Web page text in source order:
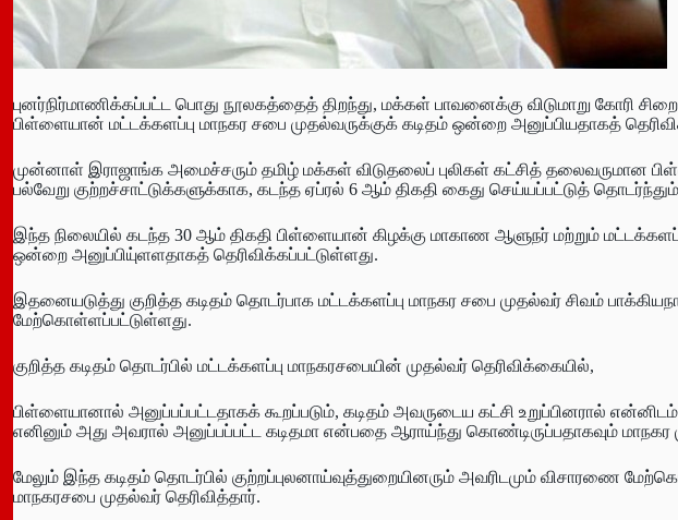
புனர்நிர்மாணிக்கப்பட்ட பொது நூலகத்தைத் திறந்து, மக்கள் பாவனைக்கு விடுமாறு கோரி
பிள்ளையான் மட்டக்களப்பு மாநகர சபை முதல்வருக்குக் கடிதம் ஒன்றை அனுப்பியதாகத்
முன்னாள் இராஜாங்க அமைச்சரும் தமிழ் மக்கள் விடுதலைப் புலிகள் கட்சித் தலைவருமான
பல்வேறு குற்றச்சாட்டுக்களுக்காக, கடந்த ஏப்ரல் 6 ஆம் திகதி கைது செய்யப்பட்டுத்
இந்த நிலையில் கடந்த 30 ஆம் திகதி பிள்ளையான் கிழக்கு மாகாண ஆளுநர் மற்றும்
ஒன்றை அனுப்பியு்ளளதாகத் தெரிவிக்கப்பட்டுள்ளது.
இதனையடுத்து குறித்த கடிதம் தொடர்பாக மட்டக்களப்பு மாநகர சபை முதல்வர் சிவம்
மேற்கொள்ளப்பட்டுள்ளது.
குறித்த கடிதம் தொடர்பில் மட்டக்களப்பு மாநகரசபையின் முதல்வர் தெரிவிக்கையில்,
பிள்ளையானால் அனுப்பப்பட்டதாகக் கூறப்படும், கடிதம் அவருடைய கட்சி உறுப்பினரால்
எனினும் அது அவரால் அனுப்பப்பட்ட கடிதமா என்பதை ஆராய்ந்து கொண்டிருப்பதாகவும் மாநகர
மேலும் இந்த கடிதம் தொடர்பில் குற்றப்புலனாய்வுத்துறையினரும் அவரிடமும் விசாரணை
மாநகரசபை முதல்வர் தெரிவித்தார்.